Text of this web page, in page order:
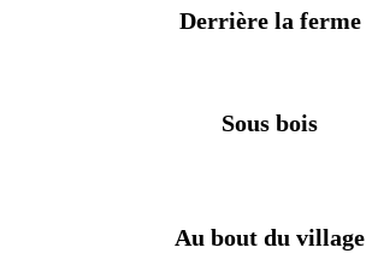
Derrière la ferme
Sous bois
Au bout du village